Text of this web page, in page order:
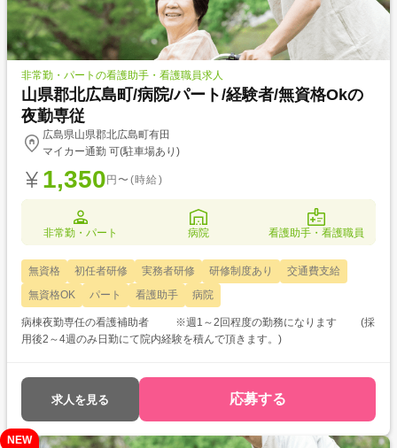
非常勤・パートの看護助手・看護職員求人
山県郡北広島町/病院/パート/経験者/無資格Okの
夜勤専従
広島県山県郡北広島町有田
マイカー通勤 可(駐車場あり)
1,350 円〜(時給)
非常勤・パート 病院 看護助手・看護職員
無資格 初任者研修 実務者研修 研修制度あり
交通費支給
無資格OK
パート 看護助手 病院
病棟夜勤専任の看護補助者 ※週1～2回程度の勤務になります (採
用後2～4週のみ日勤にて院内経験を積んで頂きます。)
求人を見る 応募する
NEW